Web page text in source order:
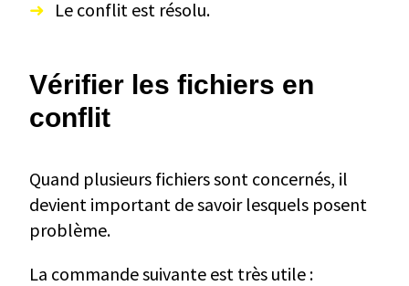
Le conflit est résolu.
Vérifier les fichiers en
conflit
Quand plusieurs fichiers sont concernés, il
devient important de savoir lesquels posent
problème.
La commande suivante est très utile :